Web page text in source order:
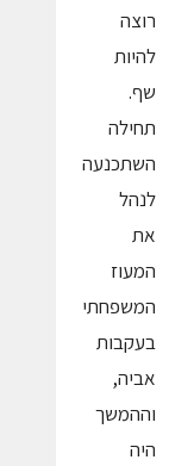
רוצה
להיות
שף.
תחילה
השתכנעה
לנהל
את
המעוז
המשפחתי
בעקבות
אביה,
וההמשך
היה